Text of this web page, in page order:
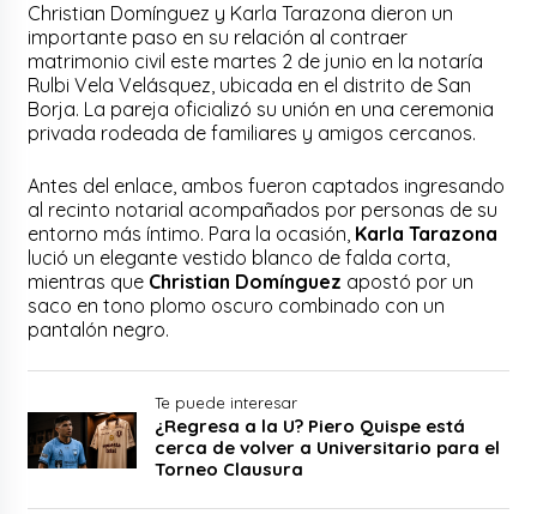
Christian Domínguez y Karla Tarazona dieron un
importante paso en su relación al contraer
matrimonio civil este martes 2 de junio en la notaría
Rulbi Vela Velásquez, ubicada en el distrito de San
Borja. La pareja oficializó su unión en una ceremonia
privada rodeada de familiares y amigos cercanos.
Antes del enlace, ambos fueron captados ingresando
al recinto notarial acompañados por personas de su
entorno más íntimo. Para la ocasión, Karla Tarazona
lució un elegante vestido blanco de falda corta,
mientras que Christian Domínguez apostó por un
saco en tono plomo oscuro combinado con un
pantalón negro.
Te puede interesar
¿Regresa a la U? Piero Quispe está
cerca de volver a Universitario para el
Torneo Clausura